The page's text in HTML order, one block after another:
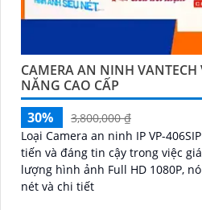
CAMERA AN NINH VANTECH
NĂNG CAO CẤP
30%
3,800,000 ₫
Loại Camera an ninh IP VP-
tiến và đáng tin cậy trong việc giám
lượng hình ảnh Full HD 1080P,
nét và chi tiết